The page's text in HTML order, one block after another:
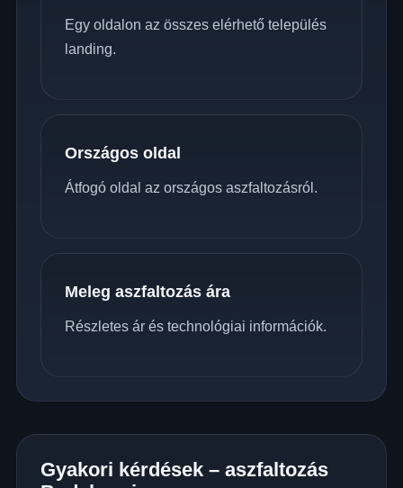
Egy oldalon az összes elérhető település
landing.
Országos oldal
Átfogó oldal az országos aszfaltozásról.
Meleg aszfaltozás ára
Részletes ár és technológiai információk.
Gyakori kérdések – aszfaltozás